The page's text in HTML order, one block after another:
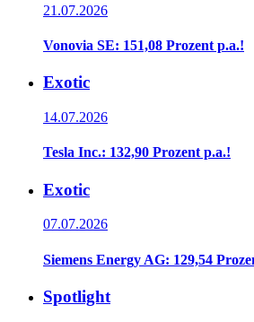
21.07.2026
Vonovia SE: 151,08 Prozent p.a.!
Exotic
14.07.2026
Tesla Inc.: 132,90 Prozent p.a.!
Exotic
07.07.2026
Siemens Energy AG: 129,54
Spotlight